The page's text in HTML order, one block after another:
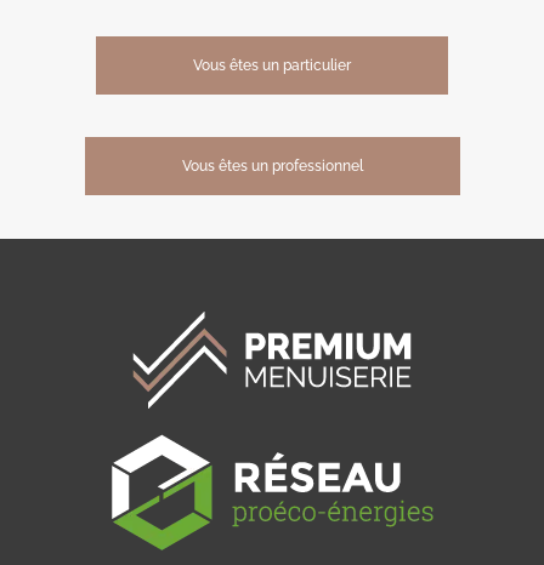
Vous êtes un particulier
Vous êtes un professionnel